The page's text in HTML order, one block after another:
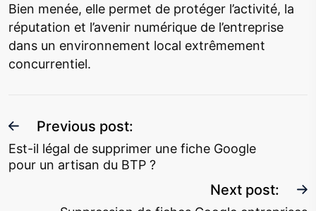
Bien menée, elle permet de protéger l’activité, la
réputation et l’avenir numérique de l’entreprise
dans un environnement local extrêmement
concurrentiel.
Previous post:
Est-il légal de supprimer une fiche Google
pour un artisan du BTP ?
Next post: